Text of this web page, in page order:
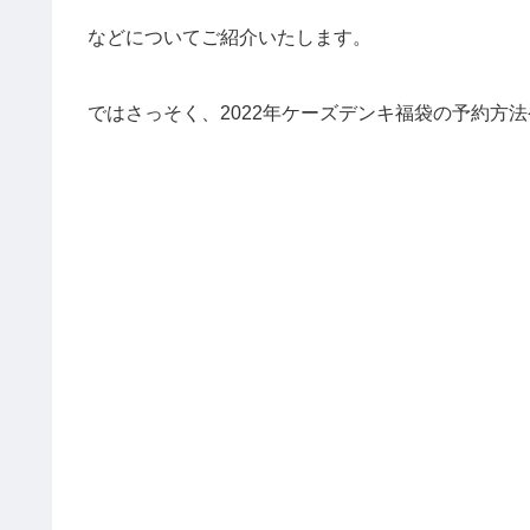
などについてご紹介いたします。
ではさっそく、2022年ケーズデンキ福袋の予約方